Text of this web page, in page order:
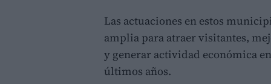
Las actuaciones en estos
amplia para atraer visitantes,
y generar actividad económica en
últimos años.